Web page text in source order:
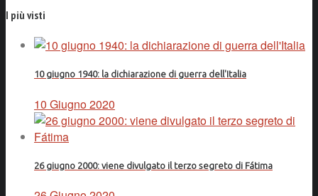
I più visti
10 giugno 1940: la dichiarazione di guerra dell'Italia
10 Giugno 2020
26 giugno 2000: viene divulgato il terzo segreto di Fátima